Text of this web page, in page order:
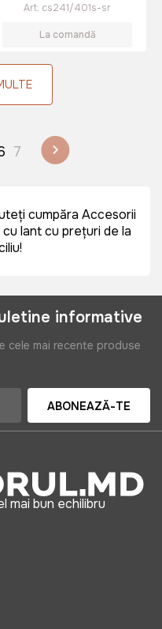
Art: cs241/401s-sr
La comandă
7
cumpăra Accesorii
lant cu prețuri de la
informative
cele mai recente produse
ABONEAZĂ-TE
mai bun echilibru